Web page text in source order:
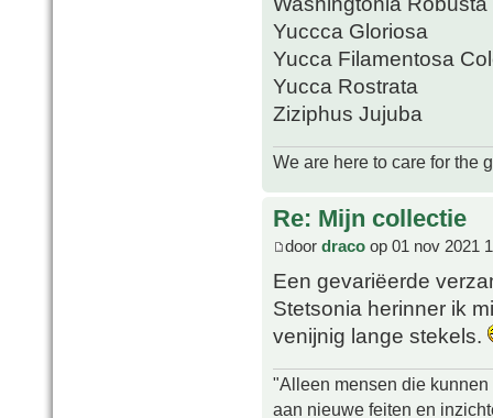
Yuccca Gloriosa
Yucca Filamentosa
Yucca Rostrata
Ziziphus Jujuba
We are here to care for the
Re: Mijn collectie
door draco op 01 nov 2021
Een gevariëerde
Stetsonia herinner ik
venijnig lange stekels.
"Alleen mensen die
aan nieuwe feiten en